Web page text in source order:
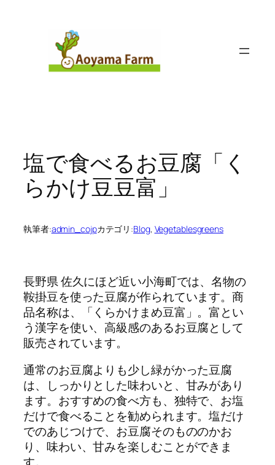
塩で食べるお豆腐「く
らかけ豆豆富」
執筆者:admin_cojpカテゴリ:Blog, Vegetablesgreens
長野県 佐久にほど近い小海町では、名物の
鞍掛豆を使った豆腐が作られています。商
品名称は、「くらかけまめ豆富」。富とい
う漢字を使い、高級感のあるお豆腐として
販売されています。
通常のお豆腐よりも少し緑がかった豆腐
は、しっかりとした味わいと、甘みがあり
ます。おすすめの食べ方も、独特で、お塩
だけで食べることを勧められます。塩だけ
でのあじつけで、お豆腐そのもののかお
り、味わい、甘みを楽しむことができま
す。